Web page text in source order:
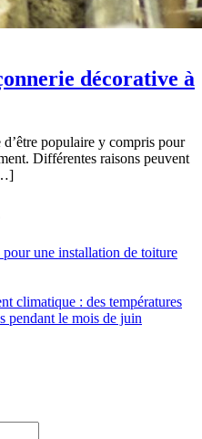
décorative à
populaire y compris pour
Différentes raisons peuvent
pour une installation de toiture
climatique : des températures
pendant le mois de juin